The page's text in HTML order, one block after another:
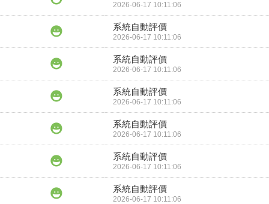
2026-06-17 10:11:06
系統自動評價
2026-06-17 10:11:06
系統自動評價
2026-06-17 10:11:06
系統自動評價
2026-06-17 10:11:06
系統自動評價
2026-06-17 10:11:06
系統自動評價
2026-06-17 10:11:06
系統自動評價
2026-06-17 10:11:06